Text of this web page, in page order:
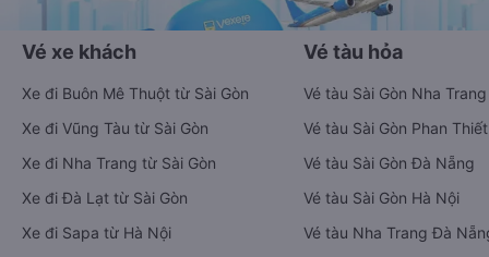
Vé xe khách
Xe đi Buôn Mê Thuột từ Sài Gòn
Xe đi Vũng Tàu từ Sài Gòn
Xe đi Nha Trang từ Sài Gòn
Xe đi Đà Lạt từ Sài Gòn
Xe đi Sapa từ Hà Nội
Vé tàu hỏa
Vé tàu Sài Gòn Nha Trang
Vé tàu Sài Gòn Phan Thiết
Vé tàu Sài Gòn Đà Nẵng
Vé tàu Sài Gòn Hà Nội
Vé tàu Nha Trang Đà